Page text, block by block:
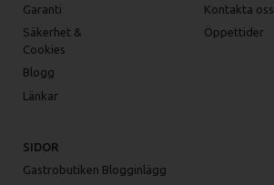
Garanti
Säkerhet &
Cookies
Blogg
Länkar
Kontakta oss
Öppettider
SIDOR
Gastrobutiken Blogginlägg